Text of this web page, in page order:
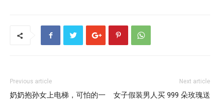
Previous article
奶奶抱孙女上电梯，可怕的一
Next article
女子假装男人买 999 朵玫瑰送